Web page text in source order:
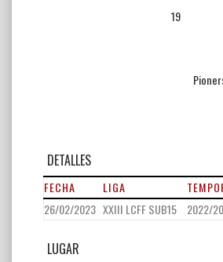
19
DETALLES
FECHA LIGA
26/02/2023 XXIII LCFF SUB15 2022/
LUGAR